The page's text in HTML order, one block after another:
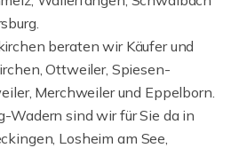
beraten wir Käufer und
Ottweiler, Spiesen-
Merchweiler und Eppelborn.
Wadern sind wir für Sie da in
Losheim am See,